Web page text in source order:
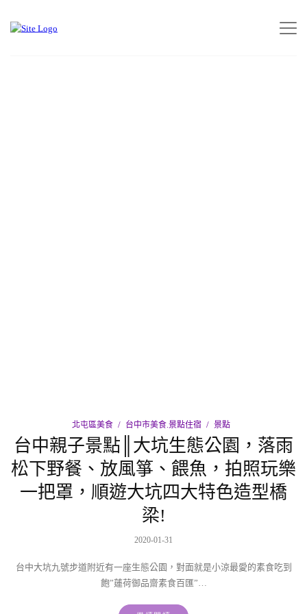
北屯區美食 台中市美食.景點住宿 景點
台中親子景點║大坑生態公園，落雨
松下野餐、放風箏、餵魚，拍照玩樂
一把罩，順遊大坑四大特色造型橋
梁!
2020-01-31
台中大坑九號步道附近有一座生態公園，對面就是小涼最愛的素食吃到
飽”蓮荷御品齋素食百匯”…